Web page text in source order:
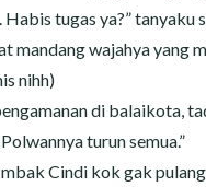
Habis tugas ya?” tanyaku
mandang wajahya yang
nihh)
di balaikota,
turun semua.”
mbak Cindi kok gak